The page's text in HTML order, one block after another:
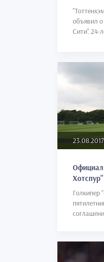
объявил
Сити". 24-
Хотспур"
Голкипер